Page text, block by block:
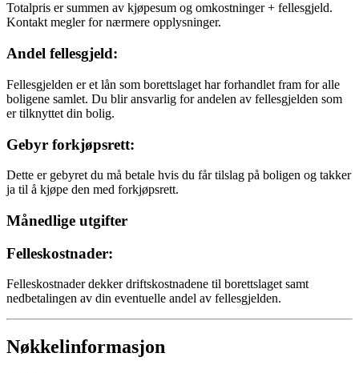
Totalpris er summen av kjøpesum og omkostninger + fellesgjeld.
Kontakt megler for nærmere opplysninger.
Andel fellesgjeld:
Fellesgjelden er et lån som borettslaget har forhandlet fram for alle
boligene samlet. Du blir ansvarlig for andelen av fellesgjelden som
er tilknyttet din bolig.
Gebyr forkjøpsrett:
Dette er gebyret du må betale hvis du får tilslag på boligen og takker
ja til å kjøpe den med forkjøpsrett.
Månedlige utgifter
Felleskostnader:
Felleskostnader dekker driftskostnadene til borettslaget samt
nedbetalingen av din eventuelle andel av fellesgjelden.
Nøkkelinformasjon